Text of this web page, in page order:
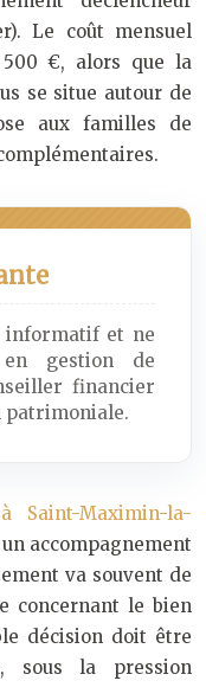
Le coût mensuel
500 €, alors que la
se situe autour de
aux familles de
et ne
gestion de
financier
patrimoniale.
Saint-Maximin-la-
accompagnement
va souvent de
concernant le bien
décision doit être
sous la pression